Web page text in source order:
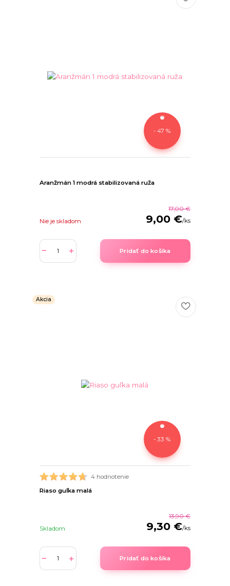
- 47 %
Aranžmán 1 modrá stabilizovaná ruža
17,00 €
9,00 €/ks
Nie je skladom
Pridať do košíka
Akcia
- 33 %
4 hodnotenie
Riaso guľka malá
13,90 €
9,30 €/ks
Skladom
Pridať do košíka